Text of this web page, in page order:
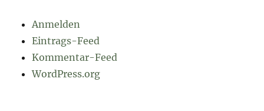
Anmelden
Eintrags-Feed
Kommentar-Feed
WordPress.org